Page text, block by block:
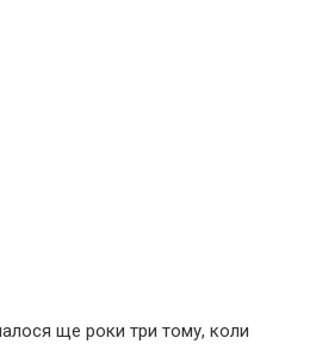
ще роки три тому, коли